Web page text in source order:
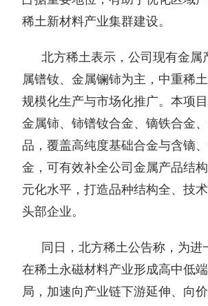
稀土新材料产业集群建设。
北方稀土表示，公司现有金属
属镨钕、金属镧铈为主，中重稀
规模化生产与市场化推广。本项
金属铈、铈镨钕合金、镝铁合金
品，覆盖高纯度基础合金与含镝
金，可有效补全公司金属产品结
元化水平，打造品种结构全、技
头部企业。
同日，北方稀土公告称，为进
在稀土永磁材料产业形成高中低
局，加速向产业链下游延伸、向